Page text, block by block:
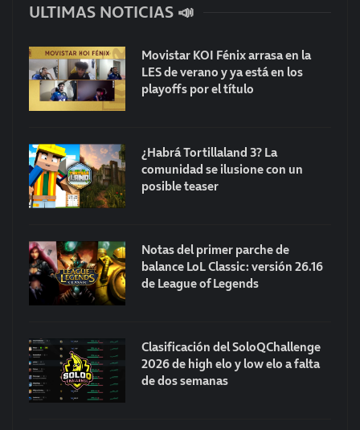
ULTIMAS NOTICIAS 📣
Movistar KOI Fénix arrasa en la
LES de verano y ya está en los
playoffs por el título
¿Habrá Tortillaland 3? La
comunidad se ilusione con un
posible teaser
Notas del primer parche de
balance LoL Classic: versión 26.16
de League of Legends
Clasificación del SoloQChallenge
2026 de high elo y low elo a falta
de dos semanas